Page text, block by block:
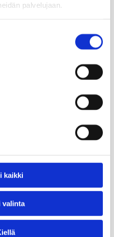
palvelujaan.
kaikki
valinta